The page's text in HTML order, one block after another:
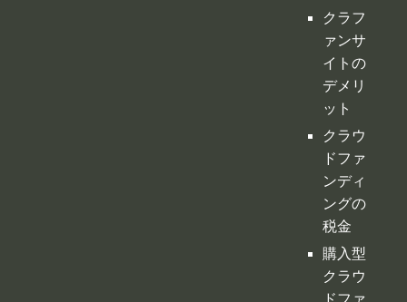
ドファ
ンディ
ングの
税金
購入型
クラウ
ドファ
ンディ
ング
寄付型
クラウ
ドファ
ンディ